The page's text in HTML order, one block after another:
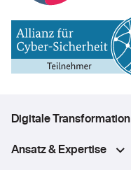
Digitale Transformation
Ansatz & Expertise